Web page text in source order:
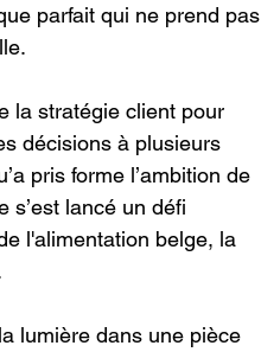
parfait qui ne prend pas
la stratégie client pour
décisions à plusieurs
pris forme l’ambition de
s’est lancé un défi
l'alimentation belge, la
lumière dans une pièce